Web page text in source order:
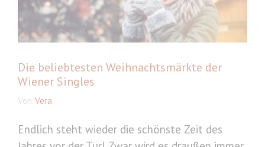
Die beliebtesten Weihnachtsmärkte der
Wiener Singles
Von Vera
Endlich steht wieder die schönste Zeit des